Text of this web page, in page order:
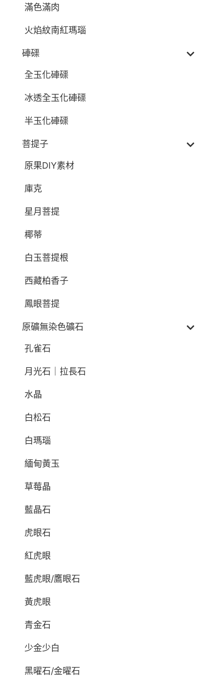
滿色滿肉
火焰紋南紅瑪瑙
硨磲
全玉化硨磲
冰透全玉化硨磲
半玉化硨磲
菩提子
原果DIY素材
庫克
星月菩提
椰蒂
白玉菩提根
西藏柏香子
鳳眼菩提
原礦無染色礦石
孔雀石
月光石｜拉長石
水晶
白松石
白瑪瑙
緬甸黃玉
草莓晶
藍晶石
虎眼石
紅虎眼
藍虎眼/鷹眼石
黃虎眼
青金石
少金少白
黑曜石/金曜石